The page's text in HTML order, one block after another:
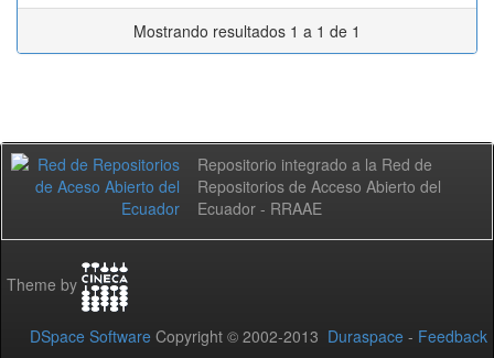
Mostrando resultados 1 a 1 de 1
Repositorio integrado a la Red de
Repositorios de Acceso Abierto del
Ecuador - RRAAE
Theme by
DSpace Software Copyright © 2002-2013 Duraspace - Feedback